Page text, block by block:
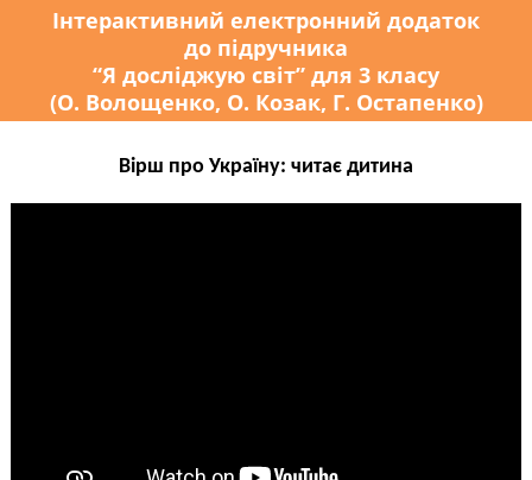
Інтерактивний електронний додаток
до підручника
“Я досліджую світ” для 3 класу
(О. Волощенко, О. Козак, Г. Остапенко)
Вірш про Україну: читає дитина